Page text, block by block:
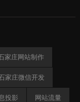
家庄网站制作
家庄微信开发
投影 网站流量